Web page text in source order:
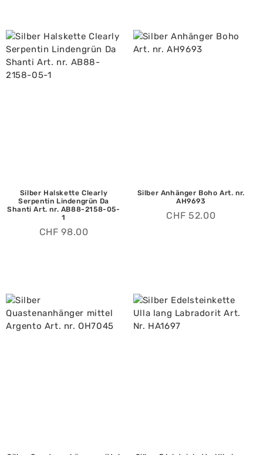
Silber Halskette Clearly
Serpentin Lindengrün Da
Shanti Art. nr. AB88-2158-05-
1
CHF 98.00
Silber Anhänger Boho Art. nr.
AH9693
CHF 52.00